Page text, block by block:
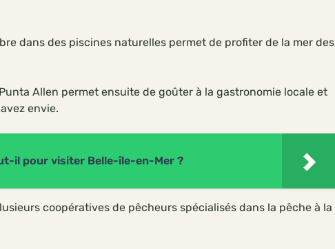
dans des piscines naturelles permet de profiter de la mer des
Allen permet ensuite de goûter à la gastronomie locale et
envie.
il pour visiter Belle-île-en-Mer ?
coopératives de pêcheurs spécialisés dans la pêche à la